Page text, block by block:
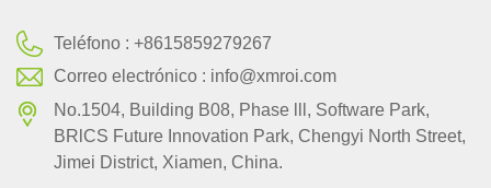
Teléfono :+8615859279267
Correo electrónico : info@xmroi.com
No.1504, Building B08, Phase lll, Software Park,
BRlCS Future Innovation Park, Chengyi North Street,
Jimei District, Xiamen, China.